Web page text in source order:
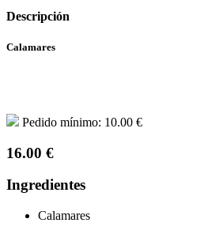
Descripción
Calamares
Pedido mínimo: 10.00 €
16.00 €
Ingredientes
Calamares